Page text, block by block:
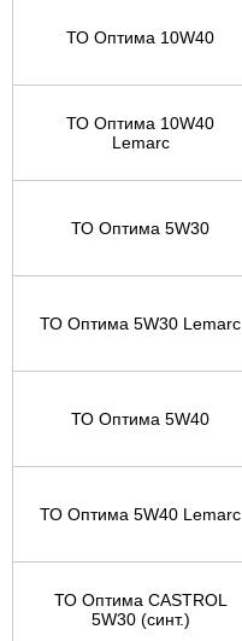
ТО Оптима 10W40
ТО Оптима 10W40
Lemarc
ТО Оптима 5W30
ТО Оптима 5W30 Lemarc
ТО Оптима 5W40
ТО Оптима 5W40 Lemarc
ТО Оптима CASTROL
5W30 (синт.)